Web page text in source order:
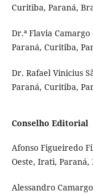
Curitiba, Paraná,
Dr.ª Flavia
Paraná, Curitiba,
Dr. Rafael Vinicius
Paraná, Curitiba,
Conselho Editorial
Afonso Figueiredo
Oeste, Irati, Paraná,
Alessandro